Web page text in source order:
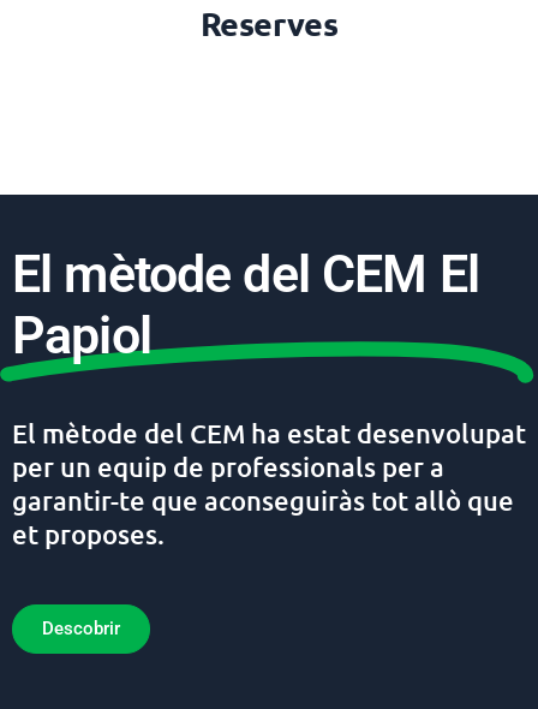
Reserves
El mètode del CEM El
Papiol
El mètode del CEM ha estat desenvolupat
per un equip de professionals per a
garantir-te que aconseguiràs tot allò que
et proposes.
Descobrir